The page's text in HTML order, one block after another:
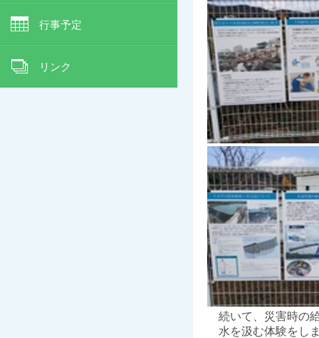
行事予定
リンク
続いて、災害時の
水を汲む体験をし